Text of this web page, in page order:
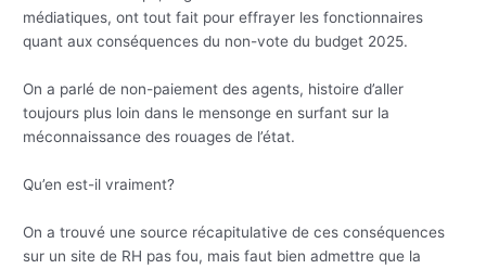
médiatiques, ont tout fait pour effrayer les fonctionnaires
quant aux conséquences du non-vote du budget 2025.
On a parlé de non-paiement des agents, histoire d’aller
toujours plus loin dans le mensonge en surfant sur la
méconnaissance des rouages de l’état.
Qu’en est-il vraiment?
On a trouvé une source récapitulative de ces conséquences
sur un site de RH pas fou, mais faut bien admettre que la